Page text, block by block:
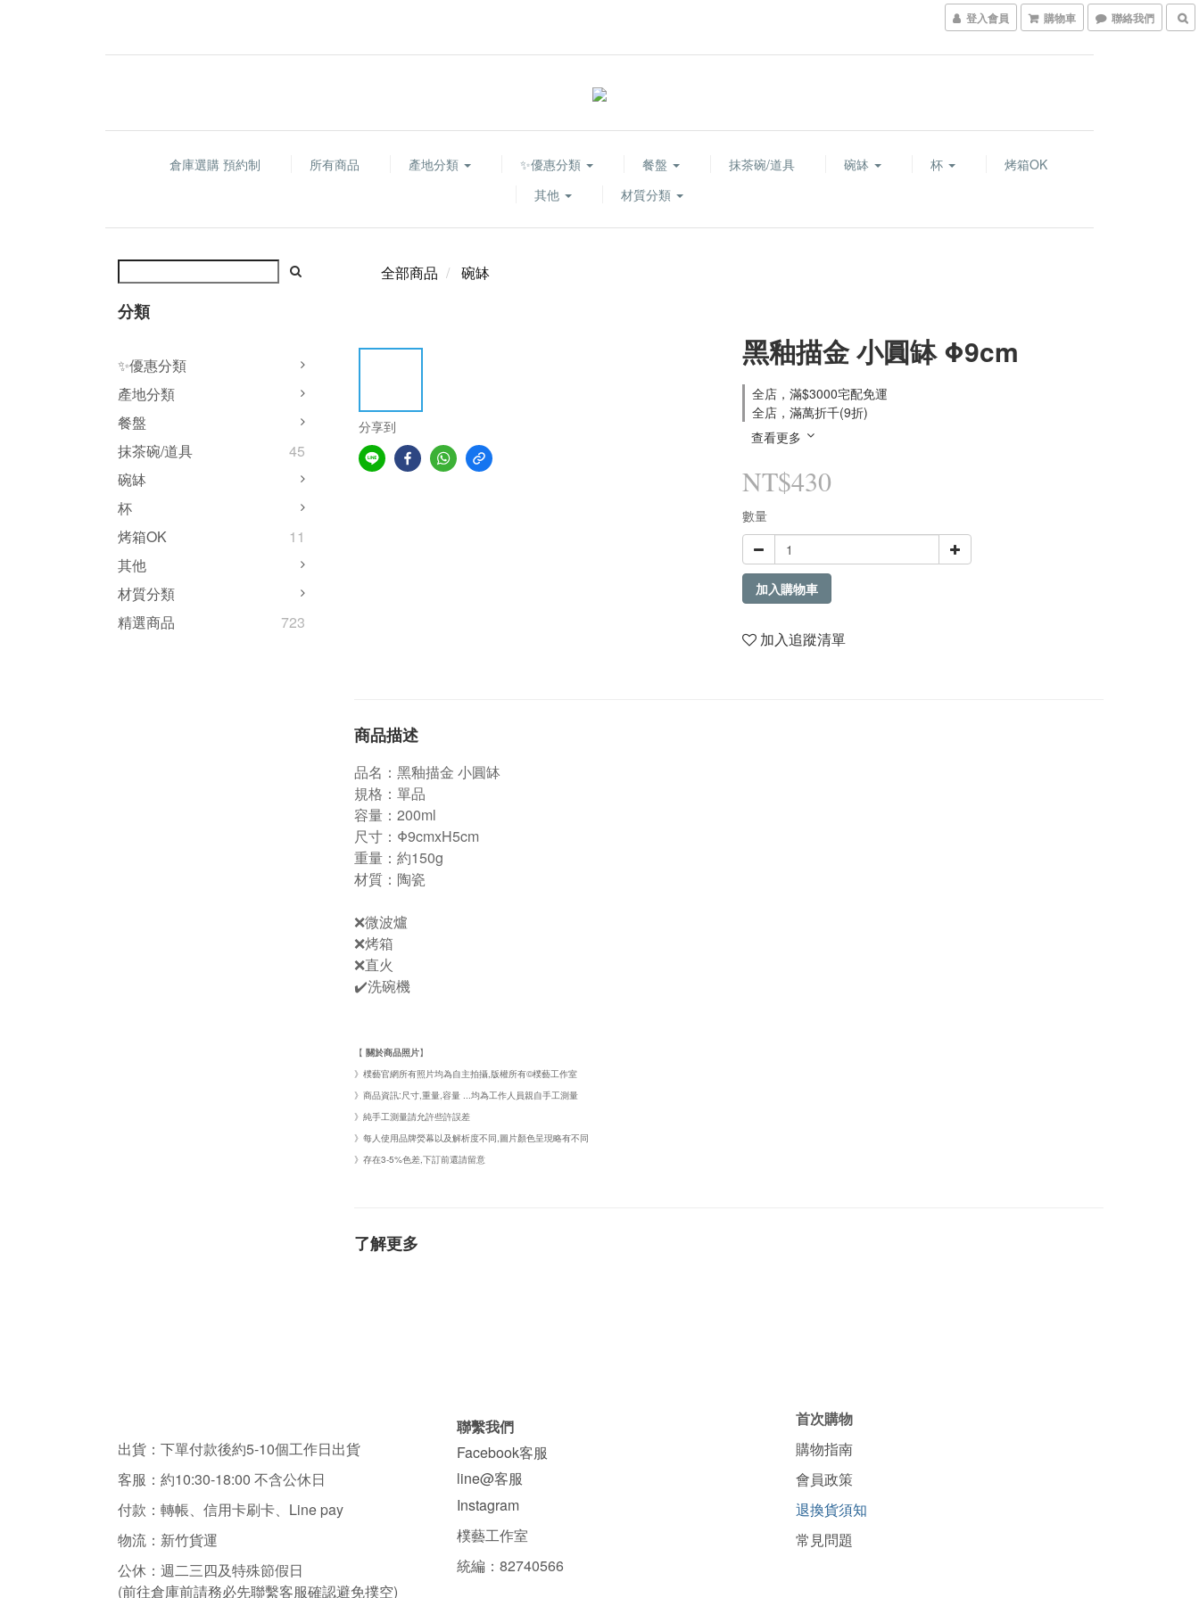
登入會員 購物車 聯絡我們
倉庫選購 預約制 所有商品 產地分類 ✨優惠分類 餐盤 抹茶碗/道具 碗缽 杯
烤箱OK
其他
材質分類
分類
✨優惠分類
產地分類
餐盤
抹茶碗/道具
45
碗缽
杯
烤箱OK
11
其他
材質分類
精選商品
723
全部商品 碗缽
分享到
黑釉描金 小圓缽 Φ9cm
全店，滿$3000宅配免運
全店，滿萬折千(9折)
查看更多
NT$430
數量
加入購物車
加入追蹤清單
商品描述
品名：黑釉描金 小圓缽
規格：單品
容量：200ml
尺寸：Φ9cmxH5cm
重量：約150g
材質：陶瓷
❌微波爐
❌烤箱
❌直火
✔️洗碗機
【 關於商品照片】
》樸藝官網所有照片均為自主拍攝,版權所有©樸藝工作室
》商品資訊:尺寸,重量,容量 ...均為工作人員親自手工測量
》純手工測量請允許些許誤差
》每人使用品牌熒幕以及解析度不同,圖片顏色呈現略有不同
》存在3-5%色差,下訂前還請留意
了解更多
出貨：下單付款後約5-10個工作日出貨
客服： 約10:30-18:00 不含公休日
付款：轉帳、信用卡刷卡、Line pay
物流：新竹貨運
公休： 週二三四及特殊節假日
(前往倉庫前請務必先聯繫客服確認避免撲空)
聯繫我們
Facebook客服
line@客服
Instagram
樸藝工作室
統編：82740566
首次購物
購物指南
會員政策
退換貨須知
常見問題